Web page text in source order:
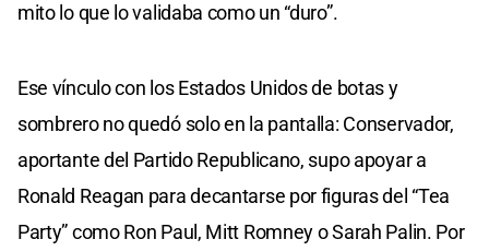
mito lo que lo validaba como un “duro”.
Ese vínculo con los Estados Unidos de botas y
sombrero no quedó solo en la pantalla: Conservador,
aportante del Partido Republicano, supo apoyar a
Ronald Reagan para decantarse por figuras del “Tea
Party” como Ron Paul, Mitt Romney o Sarah Palin. Por